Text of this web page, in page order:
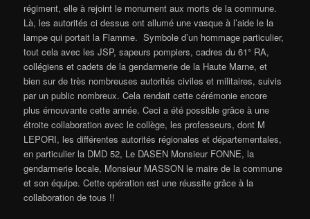
régiment, elle à rejoint le monument aux morts de la commune.
Là, les autorités ci dessus ont allumé une vasque à l’aide le la
lampe qui portait la Flamme. Symbole d’un hommage particulier,
tout cela avec les JSP, sapeurs pompiers, cadres du 61° RA,
collégiens et cadets de la gendarmerie de la Haute Marne, et
bien sur de très nombreuses autorités civiles et militaires, suivis
par un public nombreux. Cela rendait cette cérémonie encore
plus émouvante cette année. Ceci a été possible grâce à une
étroite collaboration avec le collège, les professeurs, dont M
LEPORI, les différentes autorités régionales et départementales,
en particulier la DMD 52, Le DASEN Monsieur FONNE, la
gendarmerie locale, Monsieur MASSON le maire de la commune
et son équipe. Cette opération est une réussite grâce à la
collaboration de tous !!